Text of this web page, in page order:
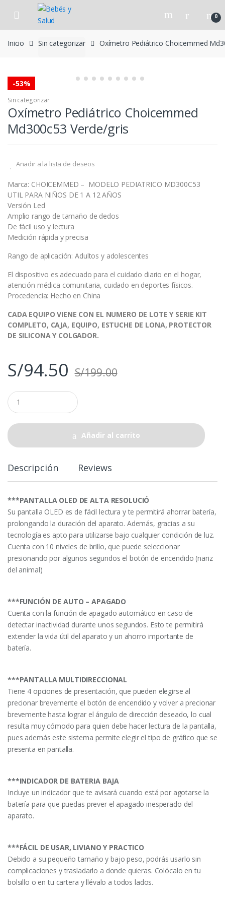
Skip to navigation
Skip to content
0
Inicio Sin categorizar Oxímetro Pediátrico Choicemmed
-53%
Sin categorizar
Oxímetro Pediátrico Choicemmed
Md300c53 Verde/gris
Añadir a la lista de deseos
Marca: CHOICEMMED – MODELO PEDIATRICO MD300C53
UTIL PARA NIÑOS DE 1 A 12 AÑOS
Versión Led
Amplio rango de tamaño de dedos
De fácil uso y lectura
Medición rápida y precisa
Rango de aplicación: Adultos y adolescentes
El dispositivo es adecuado para el cuidado diario en el hogar,
atención médica comunitaria, cuidado en deportes físicos.
Procedencia: Hecho en China
CADA EQUIPO VIENE CON EL NUMERO DE LOTE Y SERIE KIT
COMPLETO, CAJA, EQUIPO, ESTUCHE DE LONA, PROTECTOR
DE SILICONA Y COLGADOR.
S/94.50 S/199.00
Q
u
a
t
i
Añadir al carrito
Descripción Reviews
***PANTALLA OLED DE ALTA RESOLUCIÓ
Su pantalla OLED es de fácil lectura y te permitirá ahorrar batería,
prolongando la duración del aparato. Además, gracias a su
tecnología es apto para utilizarse bajo cualquier condición de luz.
Cuenta con 10 niveles de brillo, que puede seleccionar
presionando por algunos segundos el botón de encendido (nariz
del animal)
***FUNCIÓN DE AUTO – APAGADO
Cuenta con la función de apagado automático en caso de
detectar inactividad durante unos segundos. Esto te permitirá
extender la vida útil del aparato y un ahorro importante de
batería.
***PANTALLA MULTIDIRECCIONAL
Tiene 4 opciones de presentación, que pueden elegirse al
precionar brevemente el botón de encendido y volver a precionar
brevemente hasta lograr el ángulo de dirección deseado, lo cual
resulta muy cómodo para quien debe hacer lectura de la pantalla,
pues además este sistema permite elegir el tipo de gráfico que se
presenta en pantalla.
***INDICADOR DE BATERIA BAJA
Incluye un indicador que te avisará cuando está por agotarse la
batería para que puedas prever el apagado inesperado del
aparato.
***FÁCIL DE USAR, LIVIANO Y PRACTICO
Debido a su pequeño tamaño y bajo peso, podrás usarlo sin
complicaciones y trasladarlo a donde quieras. Colócalo en tu
bolsillo o en tu cartera y llévalo a todos lados.